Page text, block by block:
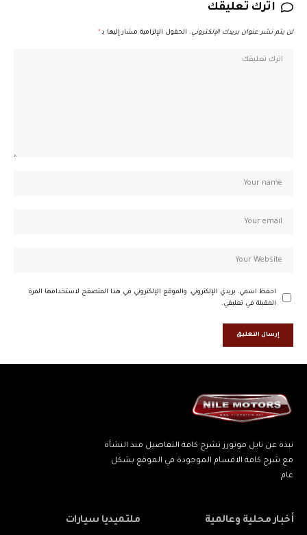
اترك تعليقك
لن يتم نشر عنوان بريدك الإلكتروني. الحقول الإلزامية مشار إليها بـ *
احفظ اسمي، بريدي الإلكتروني، والموقع الإلكتروني في هذا المتصفح لاستخدامها المرة
المقبلة في تعليقي.
نبذة عن نايل موتورز تشرح كافة التفاصيل منذ النشأة
مع شرح كافة الاقسام الموجودة في الموقع بشكل
عام
أخبار محلية وعالمية ملتميديا سيارات